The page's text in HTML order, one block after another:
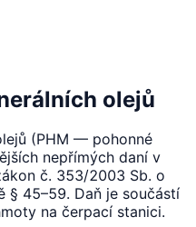
olejů
(PHM — pohonné
nepřímých daní v
č. 353/2003 Sb. o
§ 45–59. Daň je součástí
na čerpací stanici.